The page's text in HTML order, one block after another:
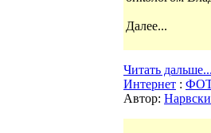
Далее...
Читать дальше...
Интернет :
Автор: